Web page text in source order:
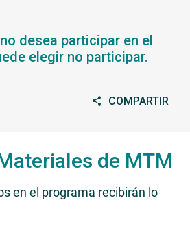
desea participar en el
elegir no participar.
COMPARTIR
de MTM
en el programa recibirán lo